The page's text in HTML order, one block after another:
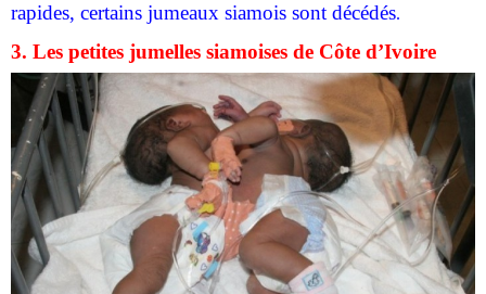
rapides, certains jumeaux siamois sont décédés.
3. Les petites jumelles siamoises de Côte d’Ivoire